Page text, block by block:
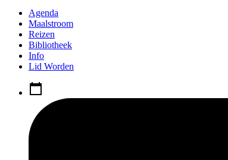
Agenda
Maalstroom
Reizen
Bibliotheek
Info
Lid Worden